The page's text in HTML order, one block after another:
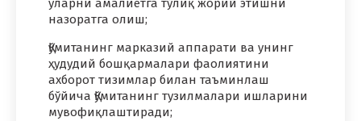
уларни амалиётга тўлиқ жорий этишни
назоратга олиш;
Қўмитанинг марказий аппарати ва унинг
ҳудудий бошқармалари фаолиятини
ахборот тизимлар билан таъминлаш
бўйича Қўмитанинг тузилмалари ишларини
мувофиқлаштиради;